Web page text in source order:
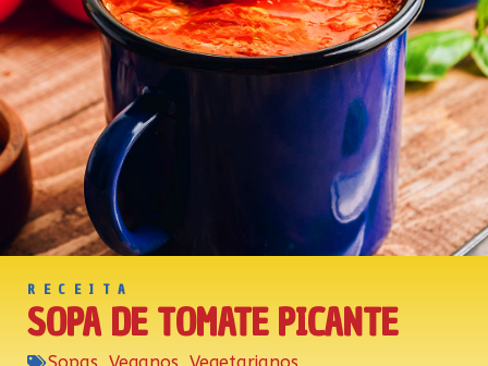
RECEITA
SOPA DE TOMATE PICANTE
Sopas, Veganos, Vegetarianos